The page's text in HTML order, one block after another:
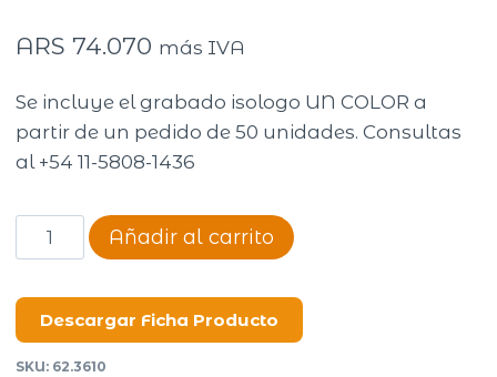
ARS 74.070 más IVA
Se incluye el grabado isologo UN COLOR a
partir de un pedido de 50 unidades. Consultas
al +54 11-5808-1436
Mochila
Unicross
cantidad
Añadir al carrito
Descargar Ficha Producto
SKU: 62.3610